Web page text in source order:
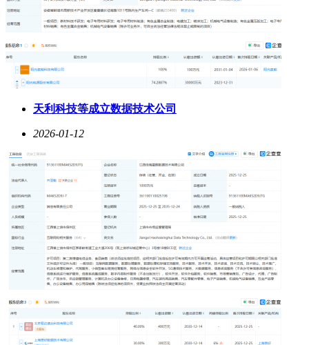
天利科技等成立数据技术公司
2026-01-12